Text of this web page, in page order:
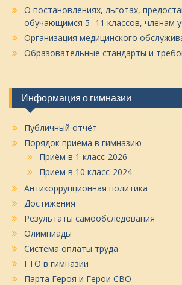
О постановлениях, льготах,
обучающимся 5- 11 классов, членам
Организация медицинского
Образовательные стандарты и
Информация о гимназии
Публичный отчёт
Порядок приёма в гимназию
Приём в 1 класс-2026
Прием в 10 класс-2024
Антикоррупционная политика
Достижения
Результаты самообследования
Олимпиады
Система оплаты труда
ГТО в гимназии
Парта Героя и Герои СВО